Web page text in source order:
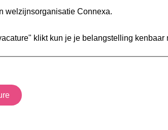
welzijnsorganisatie Connexa.
klikt kun je je belangstelling